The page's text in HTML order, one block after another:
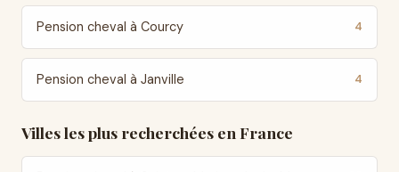
Pension cheval à Courcy 4
Pension cheval à Janville 4
Villes les plus recherchées en France